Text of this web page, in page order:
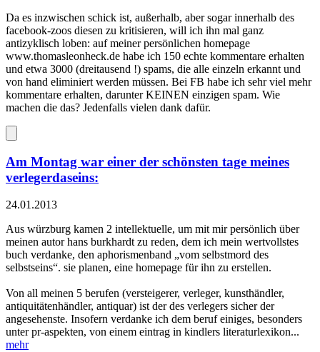
Da es inzwischen schick ist, außerhalb, aber sogar innerhalb des
facebook-zoos diesen zu kritisieren, will ich ihn mal ganz
antizyklisch loben: auf meiner persönlichen homepage
www.thomasleonheck.de habe ich 150 echte kommentare erhalten
und etwa 3000 (dreitausend !) spams, die alle einzeln erkannt und
von hand eliminiert werden müssen. Bei FB habe ich sehr viel mehr
kommentare erhalten, darunter KEINEN einzigen spam. Wie
machen die das? Jedenfalls vielen dank dafür.
Am Montag war einer der schönsten tage meines
verlegerdaseins:
24.01.2013
Aus würzburg kamen 2 intellektuelle, um mit mir persönlich über
meinen autor hans burkhardt zu reden, dem ich mein wertvollstes
buch verdanke, den aphorismenband „vom selbstmord des
selbstseins“. sie planen, eine homepage für ihn zu erstellen.
Von all meinen 5 berufen (versteigerer, verleger, kunsthändler,
antiquitätenhändler, antiquar) ist der des verlegers sicher der
angesehenste. Insofern verdanke ich dem beruf einiges, besonders
unter pr-aspekten, von einem eintrag in kindlers literaturlexikon...
mehr